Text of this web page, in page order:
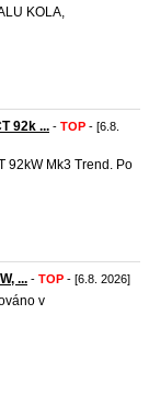
KOLA,
92k ... - TOP - [6.8.
92kW Mk3 Trend. Po
... - TOP - [6.8. 2026]
v